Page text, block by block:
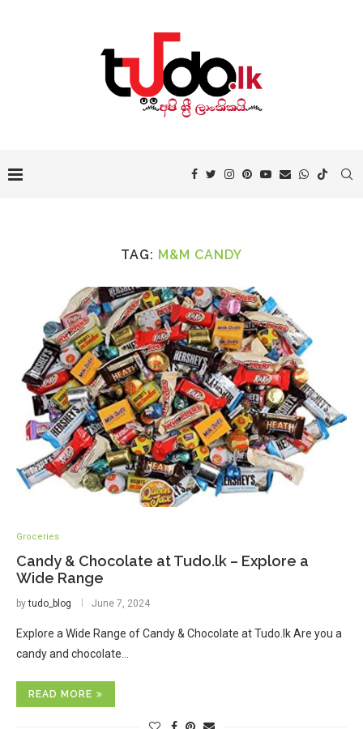
TAG: M&M CANDY
Groceries
Candy & Chocolate at Tudo.lk – Explore a
Wide Range
bytudo_blog June 7, 2024
Explore a Wide Range of Candy & Chocolate at Tudo.lk Are you a
candy and chocolate…
READ MORE